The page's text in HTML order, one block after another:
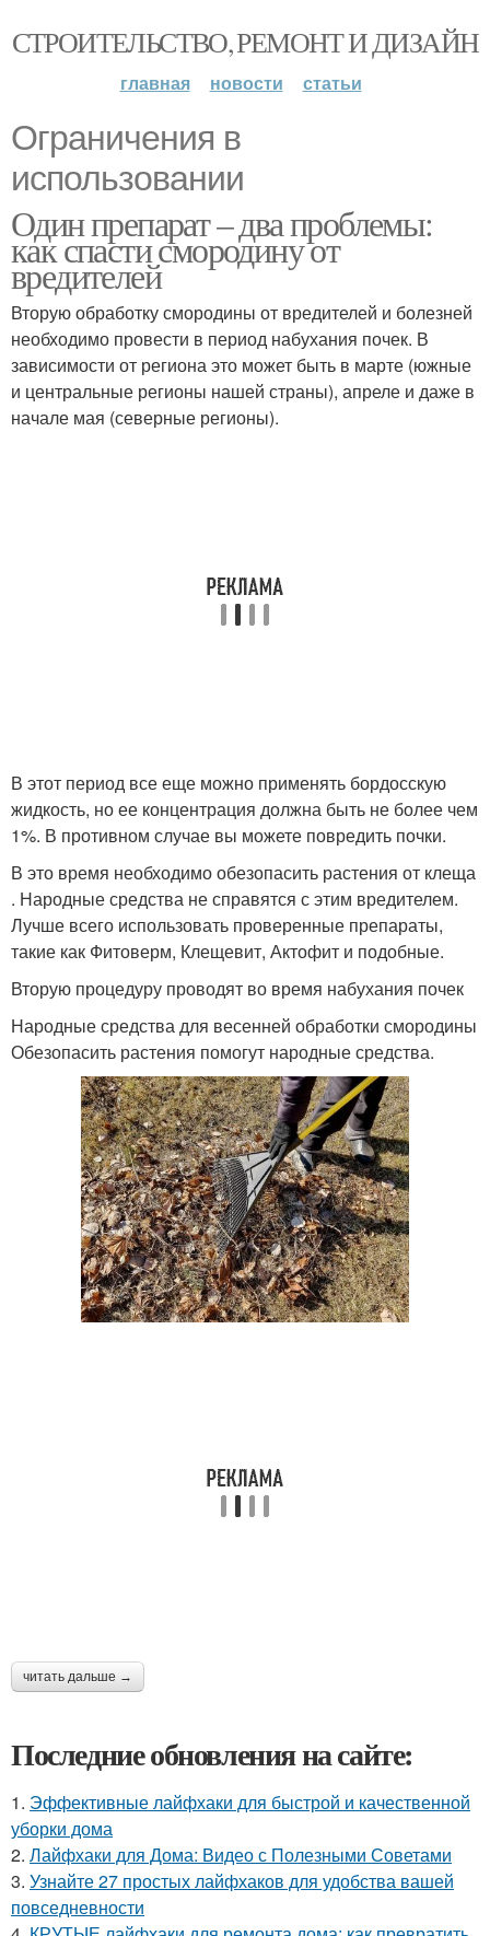
СТРОИТЕЛЬСТВО, РЕМОНТ И ДИЗАЙН
главная новости статьи
Ограничения в
использовании
Один препарат – два проблемы:
как спасти смородину от
вредителей
Вторую обработку смородины от вредителей и болезней
необходимо провести в период набухания почек. В
зависимости от региона это может быть в марте (южные
и центральные регионы нашей страны), апреле и даже в
начале мая (северные регионы).
В этот период все еще можно применять бордосскую
жидкость, но ее концентрация должна быть не более чем
1%. В противном случае вы можете повредить почки.
В это время необходимо обезопасить растения от клеща
. Народные средства не справятся с этим вредителем.
Лучше всего использовать проверенные препараты,
такие как Фитоверм, Клещевит, Актофит и подобные.
Вторую процедуру проводят во время набухания почек
Народные средства для весенней обработки смородины
Обезопасить растения помогут народные средства.
читать дальше →
Последние обновления на сайте:
1. Эффективные лайфхаки для быстрой и качественной
уборки дома
2. Лайфхаки для Дома: Видео с Полезными Советами
3. Узнайте 27 простых лайфхаков для удобства вашей
повседневности